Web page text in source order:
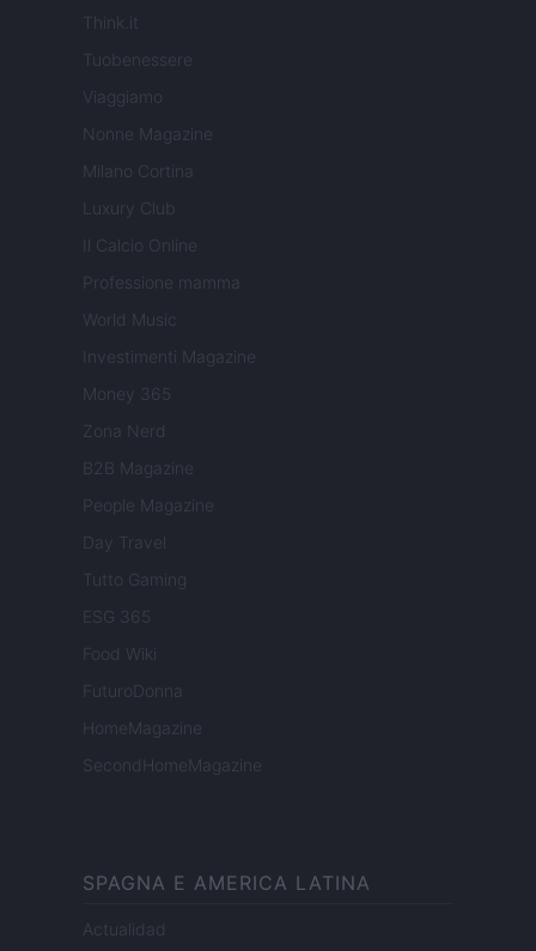
Think.it
Tuobenessere
Viaggiamo
Nonne Magazine
Milano Cortina
Luxury Club
Il Calcio Online
Professione mamma
World Music
Investimenti Magazine
Money 365
Zona Nerd
B2B Magazine
People Magazine
Day Travel
Tutto Gaming
ESG 365
Food Wiki
FuturoDonna
HomeMagazine
SecondHomeMagazine
SPAGNA E AMERICA LATINA
Actualidad